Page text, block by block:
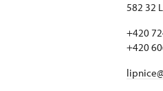
582 32
+420
+420